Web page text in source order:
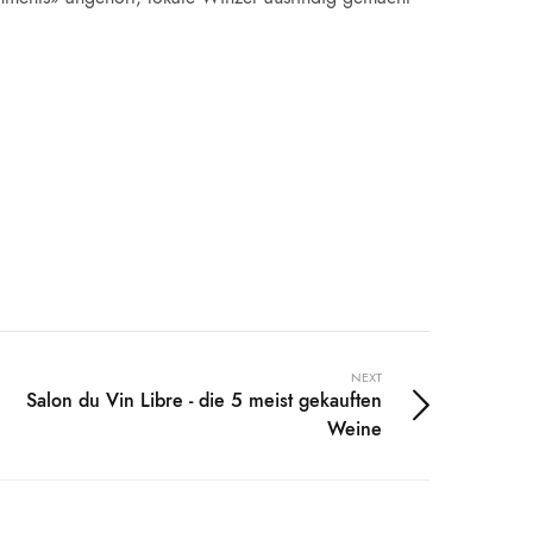
NEXT
Salon du Vin Libre - die 5 meist gekauften
Weine